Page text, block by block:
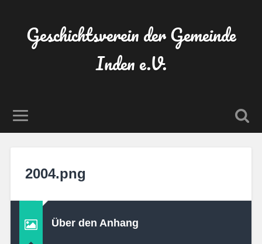
Geschichtsverein der Gemeinde
Inden e.V.
2004.png
Über den Anhang